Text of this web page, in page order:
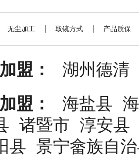
无尘加工 取镜方式 产品质保
盟：
湖州德清
盟：
海盐县
诸暨市 淳安县
县 景宁畲族自